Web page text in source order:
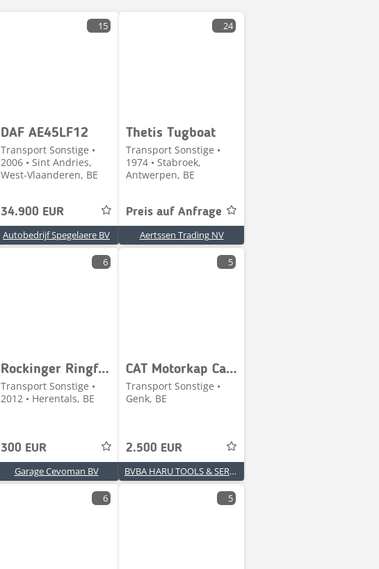
15
DAF AE45LF12
Transport Sonstige •
2006 • Sint Andries,
West-Vlaanderen, BE
34.900 EUR
Autobedrijf Spegelaere BV
24
Thetis Tugboat
Transport Sonstige •
1974 • Stabroek,
Antwerpen, BE
Preis auf Anfrage
Aertssen Trading NV
6
Rockinger Ringfeder 4040/G145 500G6
Transport Sonstige •
2012 • Herentals, BE
300 EUR
Garage Cevoman BV
5
CAT Motorkap Caterpillar 730 Dumper
Transport Sonstige •
Genk, BE
2.500 EUR
BVBA HARU TOOLS & SERVICES
6 5